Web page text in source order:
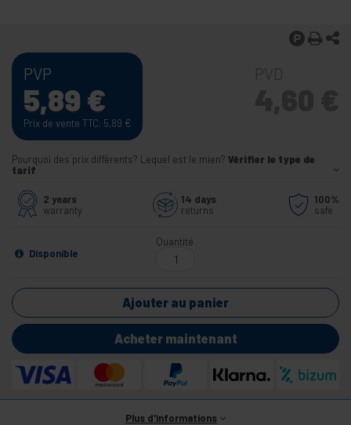
PVP
5,89 €
Prix de vente TTC: 5,89 €
Pourquoi des prix différents? Lequel est le mien? Vérifier le type de
tarif
2 years
warranty
14 days
returns
100%
safe
Disponible
Quantité
Ajouter au panier
Acheter maintenant
Plus d'informations